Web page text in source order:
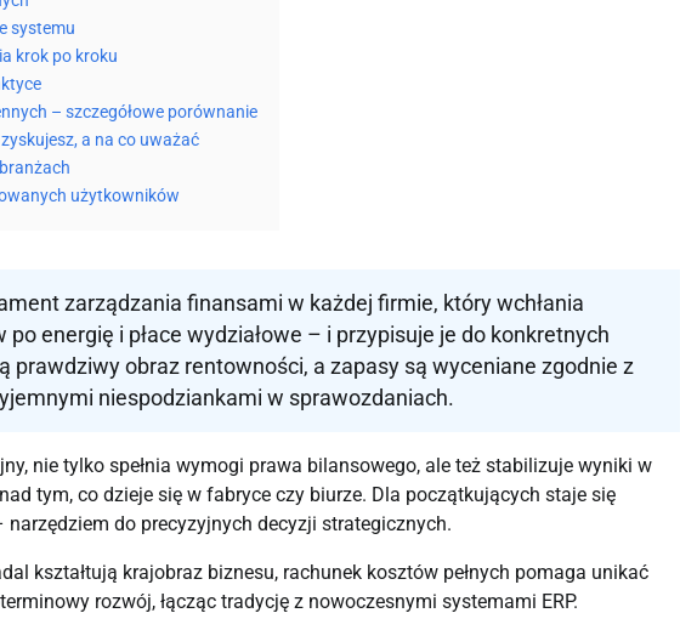
systemu
krok po kroku
– szczegółowe porównanie
a na co uważać
użytkowników
zarządzania finansami w każdej firmie, który wchłania
energię i płace wydziałowe – i przypisuje je do konkretnych
obraz rentowności, a zapasy są wyceniane zgodnie z
niespodziankami w sprawozdaniach.
nie tylko spełnia wymogi prawa bilansowego, ale też stabilizuje wyniki w
tym, co dzieje się w fabryce czy biurze. Dla początkujących staje się
do precyzyjnych decyzji strategicznych.
kształtują krajobraz biznesu, rachunek kosztów pełnych pomaga unikać
rozwój, łącząc tradycję z nowoczesnymi systemami ERP.